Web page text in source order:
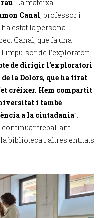
. La mateixa
Canal, professor i
estat la persona
Canal, que fa una
impulsor de l’exploratori,
de dirigir l’exploratori
la Dolors, que ha tirat
créixer. Hem compartit
i també
a la ciutadania”.
continuar treballant
biblioteca i altres entitats